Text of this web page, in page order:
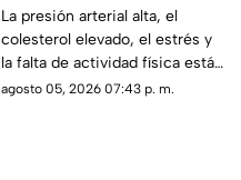
riesgo de infarto
La presión arterial alta, el
colesterol elevado, el estrés y
la falta de actividad física están
entre los principales factores
agosto 05, 2026 07:43 p. m.